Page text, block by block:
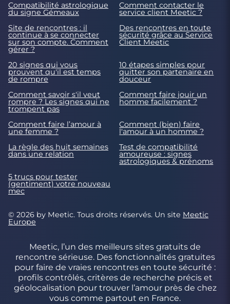
Compatibilité astrologique
du signe Gémeaux
Comment contacter le
service client Meetic ?
Site de rencontres : il
continue à se connecter
sur son compte. Comment
gérer ?
Des rencontres en toute
sécurité grâce au Service
Client Meetic
20 signes qui vous
prouvent qu'il est temps
de rompre
10 étapes simples pour
quitter son partenaire en
douceur
Comment savoir s'il veut
rompre ? Les signes qui ne
trompent pas
Comment faire jouir un
homme facilement ?
Comment faire l’amour à
une femme ?
Comment (bien) faire
l'amour à un homme ?
La règle des huit semaines
dans une relation
Test de compatibilité
amoureuse : signes
astrologiques & prénoms
5 trucs pour tester
(gentiment) votre nouveau
mec
© 2026 by Meetic. Tous droits réservés. Un site Meetic
Europe
Meetic, l’un des meilleurs sites gratuits de
rencontre sérieuse. Des fonctionnalités gratuites
pour faire de vraies rencontres en toute sécurité :
profils contrôlés, critères de recherche précis et
géolocalisation pour trouver l’amour près de chez
vous comme partout en France.